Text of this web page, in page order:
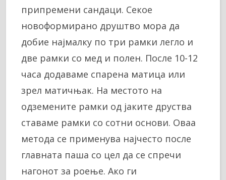
припремени сандаци. Секое
новоформирано друштво мора да
добие најмалку по три рамки легло и
две рамки со мед и полен. После 10-12
часа додаваме спарена матица или
зрел матичњак. На местото на
одземените рамки од јаките друства
ставаме рамки со сотни основи. Оваа
метода се применува најчесто после
главната паша со цел да се спречи
нагонот за роење. Ако ги